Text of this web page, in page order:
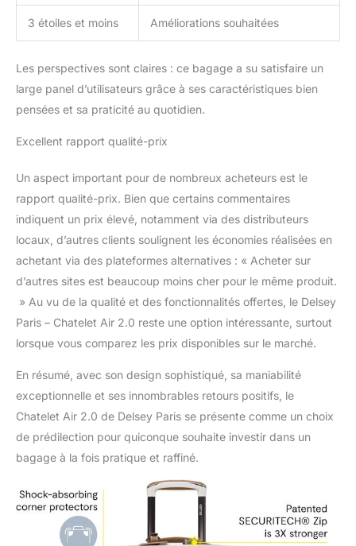
55 x 35 x 25 cm
(poignées et roues
incluses)
3 étoiles et moins Améliorations souhaitées
Les perspectives sont claires : ce bagage a su satisfaire un
large panel d’utilisateurs grâce à ses caractéristiques bien
pensées et sa praticité au quotidien.
Excellent rapport qualité-prix
Un aspect important pour de nombreux acheteurs est le
rapport qualité-prix. Bien que certains commentaires
indiquent un prix élevé, notamment via des distributeurs
locaux, d’autres clients soulignent les économies réalisées en
achetant via des plateformes alternatives : « Acheter sur
d’autres sites est beaucoup moins cher pour le même produit.
» Au vu de la qualité et des fonctionnalités offertes, le Delsey
Paris – Chatelet Air 2.0 reste une option intéressante, surtout
lorsque vous comparez les prix disponibles sur le marché.
En résumé, avec son design sophistiqué, sa maniabilité
exceptionnelle et ses innombrables retours positifs, le
Chatelet Air 2.0 de Delsey Paris se présente comme un choix
de prédilection pour quiconque souhaite investir dans un
bagage à la fois pratique et raffiné.